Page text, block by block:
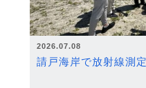
2026.07.08
請戸海岸で放射線測